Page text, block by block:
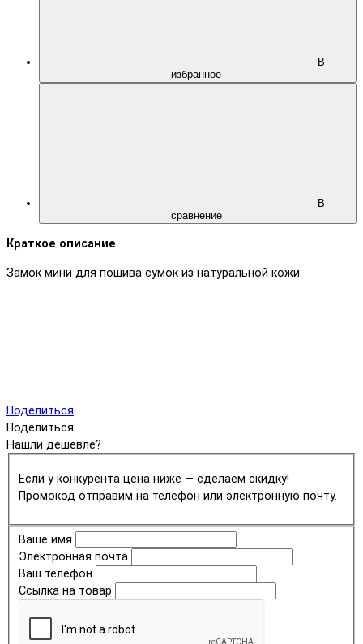
В
избранное
В
сравнение
Краткое описание
Замок мини для пошива сумок из натуральной кожи
Поделиться
Поделиться
Нашли дешевле?
Если у конкурента цена ниже — сделаем скидку!
Промокод отправим на телефон или электронную почту.
Ваше имя
Электронная почта
Ваш телефон
Ссылка на товар